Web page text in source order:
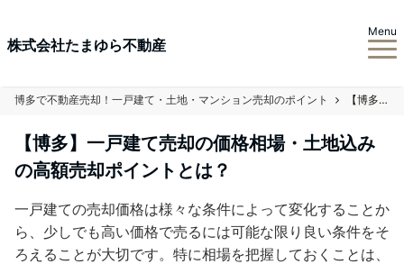
株式会社たまゆら不動産
Menu
博多で不動産売却！一戸建て・土地・マンション売却のポイント 【博多】一戸建て売却の価格相場・土地込みの高額売却ポイントとは？
【博多】一戸建て売却の価格相場・土地込み
の高額売却ポイントとは？
一戸建ての売却価格は様々な条件によって変化することか
ら、少しでも高い価格で売るには可能な限り良い条件をそ
ろえることが大切です。特に相場を把握しておくことは、